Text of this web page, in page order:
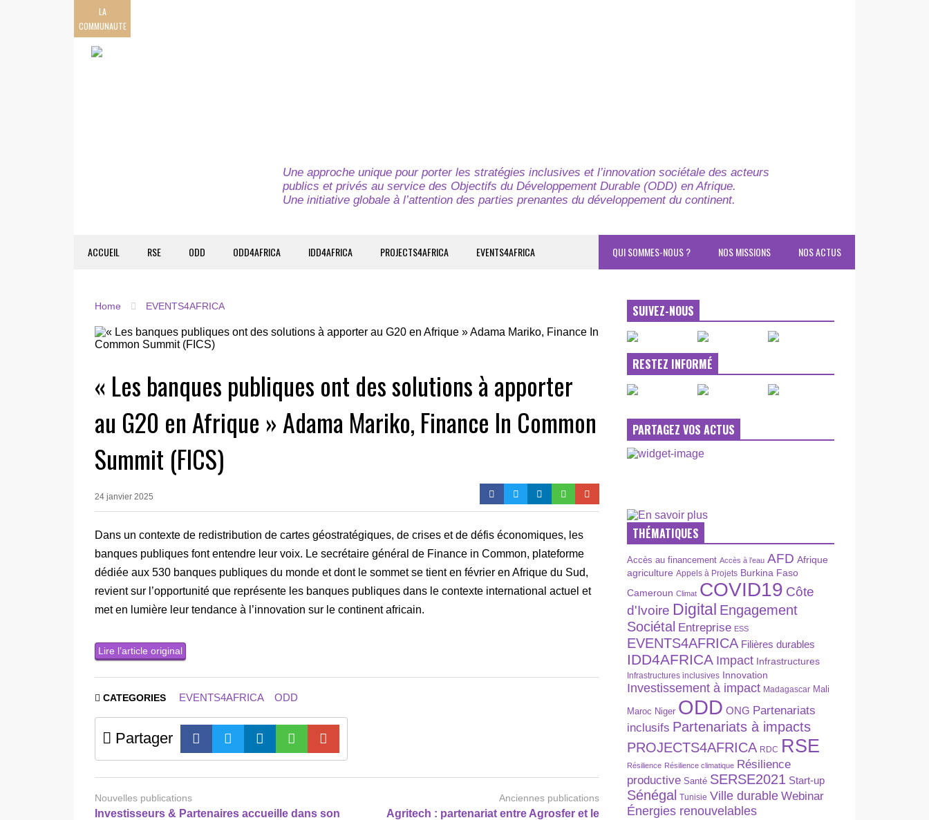
LA
COMMUNAUTE
Une approche unique pour porter les stratégies inclusives et l’innovation sociétale des acteurs
publics et privés au service des Objectifs du Développement Durable (ODD) en Afrique.
Une initiative globale à l’attention des parties prenantes du développement du continent.
ACCUEIL RSE ODD ODD4AFRICA IDD4AFRICA PROJECTS4AFRICA EVENTS4AFRICA NOS ACTUS
NOS MISSIONS
QUI SOMMES-NOUS ?
Home EVENTS4AFRICA
« Les banques publiques ont des solutions à apporter
au G20 en Afrique » Adama Mariko, Finance In Common
Summit (FICS)
24 janvier 2025
Dans un contexte de redistribution de cartes géostratégiques, de crises et de défis économiques, les
banques publiques font entendre leur voix. Le secrétaire général de Finance in Common, plateforme
dédiée aux 530 banques publiques du monde et dont le sommet se tient en février en Afrique du Sud,
revient sur l’opportunité que représente les banques publiques dans le contexte international actuel et
met en lumière leur tendance à l’innovation sur le continent africain.
Lire l’article original
CATEGORIES EVENTS4AFRICA ODD
Partager
Nouvelles publications
Investisseurs & Partenaires accueille dans son
Anciennes publications
Agritech : partenariat entre Agrosfer et le
SUIVEZ-NOUS
RESTEZ INFORMÉ
PARTAGEZ VOS ACTUS
THÉMATIQUES
Accès au financement Accès à l’eau AFD Afrique
agriculture Appels à Projets Burkina Faso
Cameroun Climat COVID19 Côte
d'Ivoire Digital Engagement
Sociétal Entreprise ESS
EVENTS4AFRICA Filières durables
IDD4AFRICA Impact Infrastructures
Infrastructures inclusives Innovation
Investissement à impact Madagascar Mali
Maroc Niger ODD ONG Partenariats
inclusifs Partenariats à impacts
PROJECTS4AFRICA RDC RSE
Résilience Résilience climatique Résilience
productive Santé SERSE2021 Start-up
Sénégal Tunisie Ville durable Webinar
Énergies renouvelables